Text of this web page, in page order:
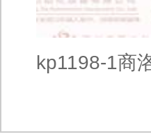
kp1198-1商